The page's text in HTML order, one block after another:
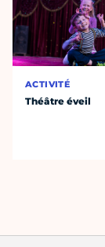
ACTIVITÉ
Théâtre éveil